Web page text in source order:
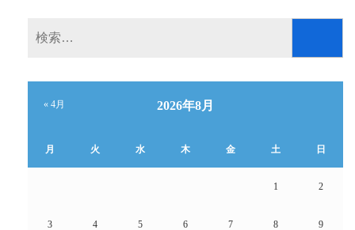
ョ
2026年8月
月 火 水 木 金 土 日
1 2
3 4 5 6 7 8 9
« 4月